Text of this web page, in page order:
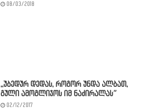
08/03/2018
,,უბედურ დედას, როგორ უნდა ალბათ,
გული ამოგლიჯოს იმ ნაძირალას”
02/12/2017